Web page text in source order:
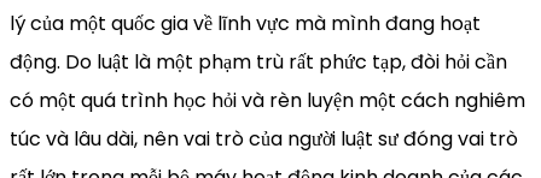
lý của một quốc gia về lĩnh vực mà mình đang hoạt
động. Do luật là một phạm trù rất phức tạp, đòi hỏi cần
có một quá trình học hỏi và rèn luyện một cách nghiêm
túc và lâu dài, nên vai trò của người luật sư đóng vai trò